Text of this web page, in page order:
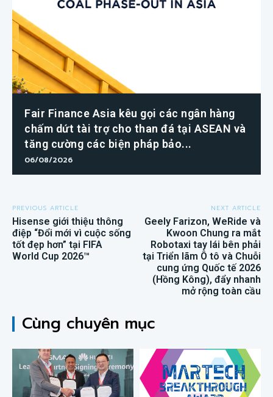
Fair Finance Asia kêu gọi các ngân hàng
chấm dứt tài trợ cho than đá tại ASEAN và
tăng cường các biện pháp bảo...
06/08/2026
PREVIOUS ARTICLE
Hisense giới thiệu thông
điệp “Đổi mới vì cuộc sống
tốt đẹp hơn” tại FIFA
World Cup 2026™
NEXT ARTICLE
Geely Farizon, WeRide và
Kwoon Chung ra mắt
Robotaxi tay lái bên phải
tại Triển lãm Ô tô và Chuỗi
cung ứng Quốc tế 2026
(Hồng Kông), đẩy nhanh
mở rộng toàn cầu
Cùng chuyên mục